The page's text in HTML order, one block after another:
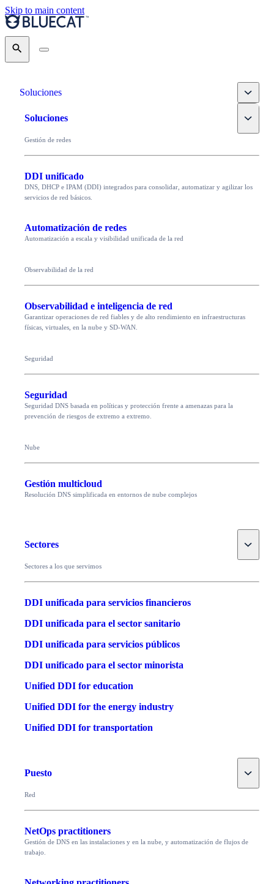
Skip to main content
Search
Soluciones Toggle
Soluciones Toggle
Gestión de redes
DDI unificado
DNS, DHCP e IPAM (DDI) integrados para consolidar, automatizar y agilizar los
servicios de red básicos.
Automatización de redes
Automatización a escala y visibilidad unificada de la red
Observabilidad de la red
Observabilidad e inteligencia de red
Garantizar operaciones de red fiables y de alto rendimiento en infraestructuras
físicas, virtuales, en la nube y SD-WAN.
Seguridad
Seguridad
Seguridad DNS basada en políticas y protección frente a amenazas para la
prevención de riesgos de extremo a extremo.
Nube
Gestión multicloud
Resolución DNS simplificada en entornos de nube complejos
Sectores Toggle
Sectores a los que servimos
DDI unificada para servicios financieros
DDI unificada para el sector sanitario
DDI unificada para servicios públicos
DDI unificado para el sector minorista
Unified DDI for education
Unified DDI for the energy industry
Unified DDI for transportation
Puesto Toggle
Red
NetOps practitioners
Gestión de DNS en las instalaciones y en la nube, y automatización de flujos de
trabajo.